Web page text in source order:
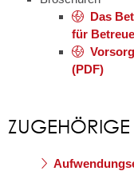
Das
für
(PDF)
ZUGEHÖRIGE